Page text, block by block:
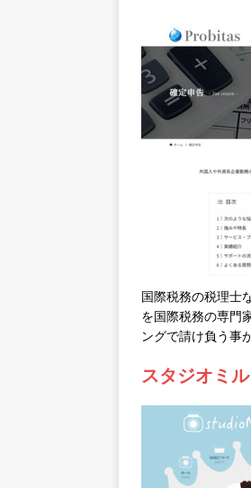
国際税務の税理士
を国際税務の専門
ングで請け負う事
スタジオミ